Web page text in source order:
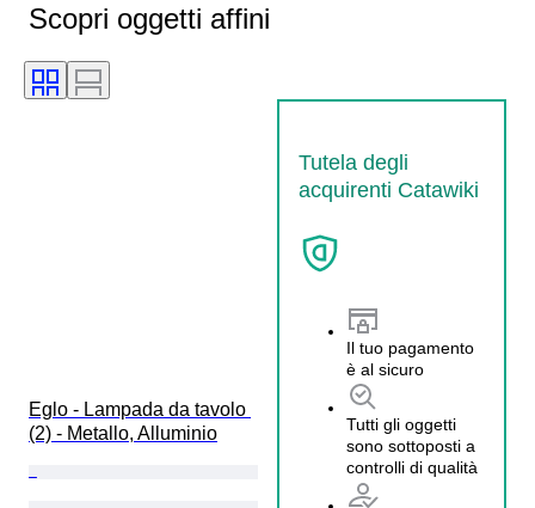
Scopri oggetti affini
Tutela degli
acquirenti Catawiki
Il tuo pagamento
è al sicuro
Tutti gli oggetti
sono sottoposti a
controlli di qualità
Eglo - Lampada da tavolo
(2) - Metallo, Alluminio